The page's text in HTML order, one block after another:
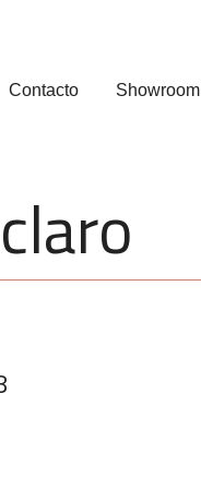
Contacto Showroom